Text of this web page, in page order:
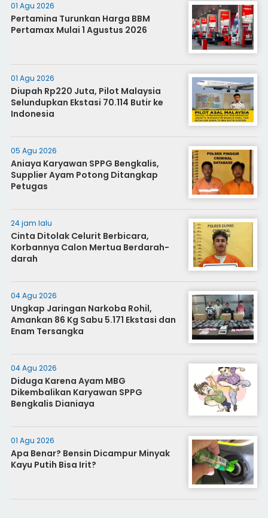
01 Agu 2026
Pertamina Turunkan Harga BBM
Pertamax Mulai 1 Agustus 2026
01 Agu 2026
Diupah Rp220 Juta, Pilot Malaysia
Selundupkan Ekstasi 70.114 Butir ke
Indonesia
05 Agu 2026
Aniaya Karyawan SPPG Bengkalis,
Supplier Ayam Potong Ditangkap
Petugas
24 jam lalu
Cinta Ditolak Celurit Berbicara,
Korbannya Calon Mertua Berdarah-
darah
04 Agu 2026
Ungkap Jaringan Narkoba Rohil,
Amankan 86 Kg Sabu 5.171 Ekstasi dan
Enam Tersangka
04 Agu 2026
Diduga Karena Ayam MBG
Dikembalikan Karyawan SPPG
Bengkalis Dianiaya
01 Agu 2026
Apa Benar? Bensin Dicampur Minyak
Kayu Putih Bisa Irit?